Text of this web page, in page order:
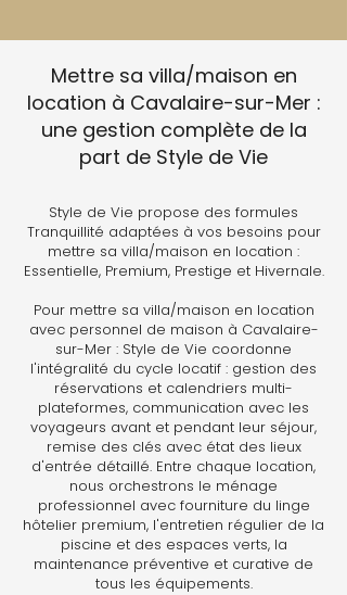
Mettre sa villa/maison en
location à Cavalaire-sur-Mer :
une gestion complète de la
part de Style de Vie
Style de Vie propose des formules
Tranquillité adaptées à vos besoins pour
mettre sa villa/maison en location :
Essentielle, Premium, Prestige et Hivernale.
Pour mettre sa villa/maison en location
avec personnel de maison à Cavalaire-
sur-Mer : Style de Vie coordonne
l'intégralité du cycle locatif : gestion des
réservations et calendriers multi-
plateformes, communication avec les
voyageurs avant et pendant leur séjour,
remise des clés avec état des lieux
d'entrée détaillé. Entre chaque location,
nous orchestrons le ménage
professionnel avec fourniture du linge
hôtelier premium, l'entretien régulier de la
piscine et des espaces verts, la
maintenance préventive et curative de
tous les équipements.